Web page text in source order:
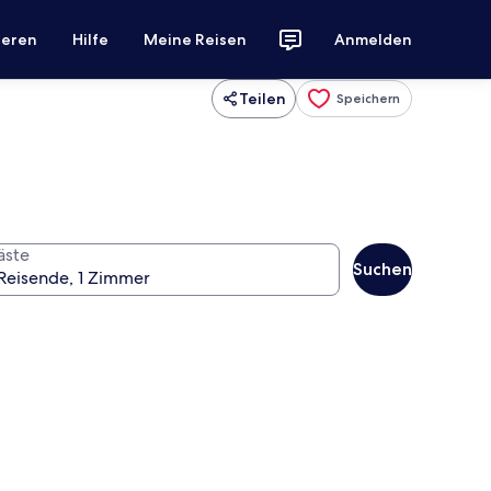
Hilfe Meine Reisen Anmelden
Teilen Speichern
Suchen